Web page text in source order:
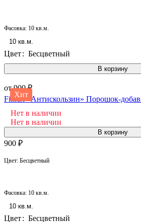
В корзину
Фасовка: 10 кв.м.
10 кв.м.
Цвет: Бесцветный
Хит
от 900 ₽
Finlux «Антискользин» Порошок-
Нет в наличии
Нет в наличии
В корзину
900 ₽
Цвет: Бесцветный
Фасовка: 10 кв.м.
10 кв.м.
Цвет: Бесцветный